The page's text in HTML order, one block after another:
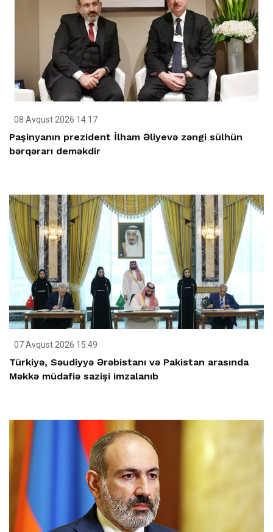
08 Avqust 2026 14:17
Paşinyanın prezident İlham Əliyevə zəngi sülhün
bərqərarı deməkdir
07 Avqust 2026 15:49
Türkiyə, Səudiyyə Ərəbistanı və Pakistan arasında
Məkkə müdafiə sazişi imzalanıb